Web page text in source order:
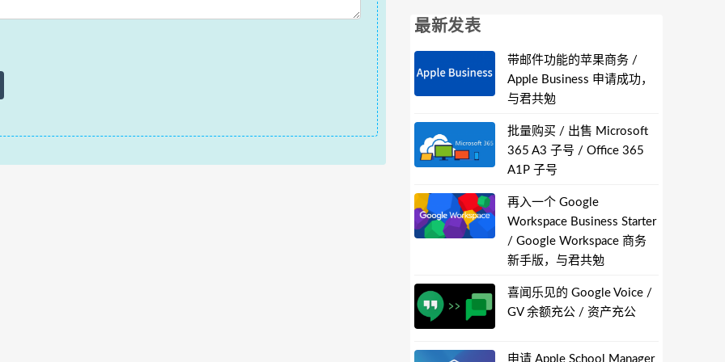
最新发表
带邮件功能的苹果商务 /
Apple Business 申请成功，
与君共勉
批量购买 / 出售 Microsoft
365 A3 子号 / Office 365
A1P 子号
再入一个 Google
Workspace Business Starter
/ Google Workspace 商务
新手版，与君共勉
喜闻乐见的 Google Voice /
GV 余额充公 / 资产充公
申请 Apple School Manager